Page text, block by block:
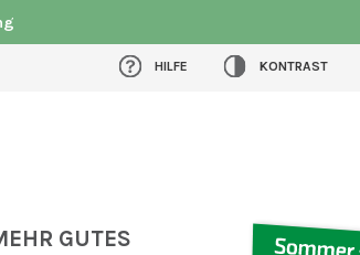
HILFE KONTRAST
GUTES